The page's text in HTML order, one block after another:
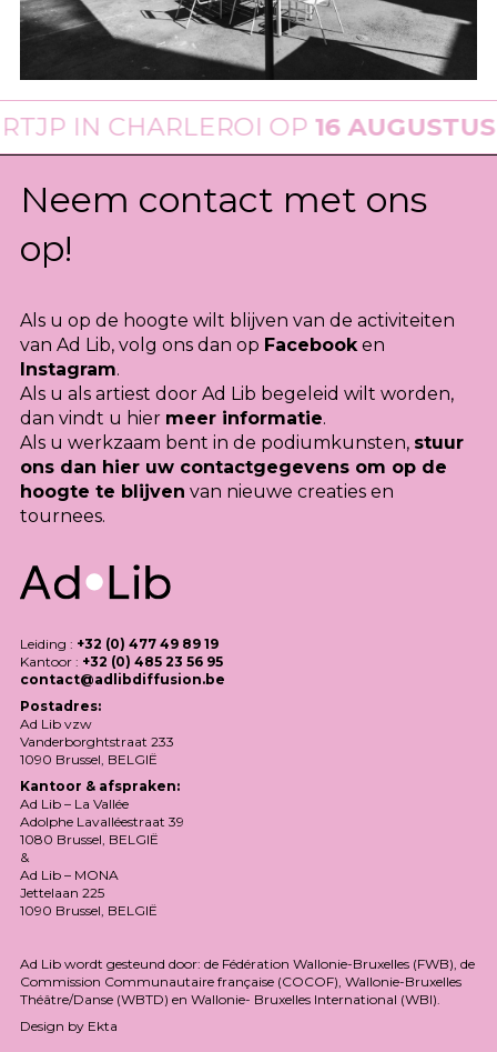
IN CHARLEROI OP16 AUGUSTUS
Neem contact met ons
op!
Als u op de hoogte wilt blijven van de activiteiten
van Ad Lib, volg ons dan op Facebooken
Instagram.
Als u als artiest door Ad Lib begeleid wilt worden,
dan vindt u hier meer informatie.
Als u werkzaam bent in de podiumkunsten, stuur
ons dan hier uw contactgegevens om op de
hoogte te blijven van nieuwe creaties en
tournees.
Leiding : +32 (0) 477 49 89 19
Kantoor : +32 (0) 485 23 56 95
contact@adlibdiffusion.be
Postadres:
Ad Lib vzw
Vanderborghtstraat 233
1090 Brussel, BELGIË
Kantoor & afspraken:
Ad Lib – La Vallée
Adolphe Lavalléestraat 39
1080 Brussel, BELGIË
&
Ad Lib – MONA
Jettelaan 225
1090 Brussel, BELGIË
Ad Lib wordt gesteund door: de Fédération Wallonie-Bruxelles (FWB), de
Commission Communautaire française (COCOF), Wallonie-Bruxelles
Théâtre/Danse (WBTD) en Wallonie- Bruxelles International (WBI).
Design by Ekta